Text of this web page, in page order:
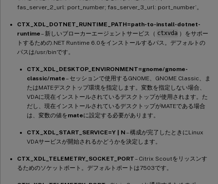
fas_server_2_url: port_number; fas_server_3_url: port_number’。
CTX_XDL_DOTNET_RUNTIME_PATH=path-to-install-dotnet-
runtime– 新しいブローカーエージェントサービス（ ctxvda ）をサポー
トするための.NET Runtime 6.0をインストールするパス。デフォルトの
パスは/usr/binです。
CTX_XDL_DESKTOP_ENVIRONMENT=gnome/gnome-
classic/mate– セッションで使用するGNOME、GNOME Classic、ま
たはMATEデスクトップ環境を指定します。変数を指定しない場合、
VDAに現在インストールされているデスクトップが使用されます。た
だし、現在インストールされているデスクトップがMATEである場合
は、変数の値をmateに設定する必要があります。
CTX_XDL_START_SERVICE=Y | N– 構成が完了したときにLinux
VDAサービスが開始されるかどうかを決定します。
CTX_XDL_TELEMETRY_SOCKET_PORT– Citrix Scoutをリッスンす
るためのソケットポート。デフォルトポートは7503です。